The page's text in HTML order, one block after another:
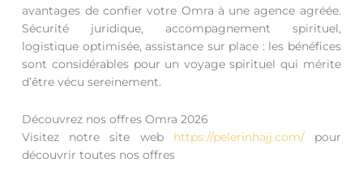
avantages de confier votre Omra à une agence agréée.
Sécurité juridique, accompagnement spirituel,
logistique optimisée, assistance sur place : les bénéfices
sont considérables pour un voyage spirituel qui mérite
d’être vécu sereinement.
Découvrez nos offres Omra 2026
Visitez notre site web https://pelerinhajj.com/pour
découvrir toutes nos offres